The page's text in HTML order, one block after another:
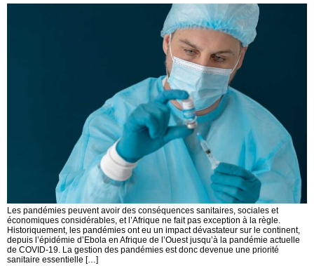
Les pandémies peuvent avoir des conséquences sanitaires, sociales et
économiques considérables, et l’Afrique ne fait pas exception à la règle.
Historiquement, les pandémies ont eu un impact dévastateur sur le continent,
depuis l’épidémie d’Ebola en Afrique de l’Ouest jusqu’à la pandémie actuelle
de COVID-19. La gestion des pandémies est donc devenue une priorité
sanitaire essentielle […]